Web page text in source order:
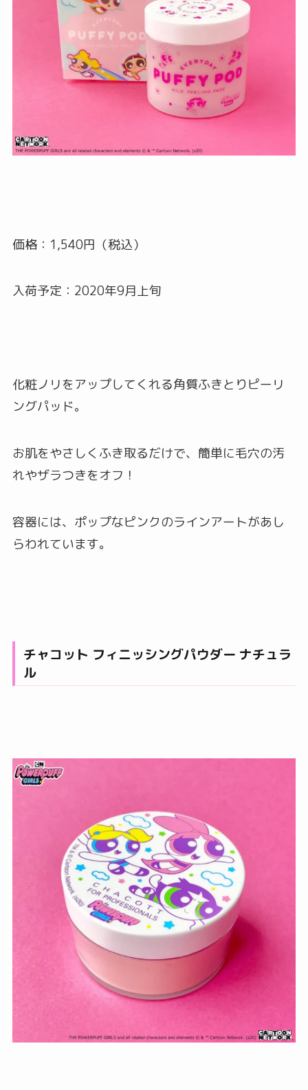
価格：1,540円（税込）
入荷予定：2020年9月上旬
化粧ノリをアップしてくれる角質ふきとりピーリ
ングパッド。
お肌をやさしくふき取るだけで、簡単に毛穴の汚
れやザラつきをオフ！
容器には、ポップなピンクのラインアートがあし
らわれています。
チャコット フィニッシングパウダー ナチュラ
ル